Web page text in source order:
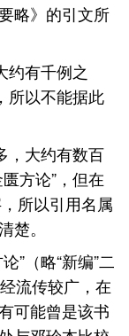
略》的引文所
约有千例之
所以不能据此
，大约有数百
方论”，但在
所以引用名属
楚。
”（略“新编”二
流传较广，在
可能曾是该书